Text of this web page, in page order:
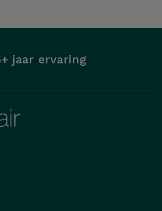
jaar ervaring